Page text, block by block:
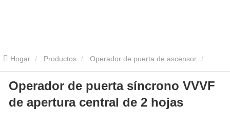
Hogar Productos Operador de puerta de ascensor
Operador de puerta síncrono VVVF de apertura central de 2 hojas
Operador de puerta síncrono VVVF
de apertura central de 2 hojas